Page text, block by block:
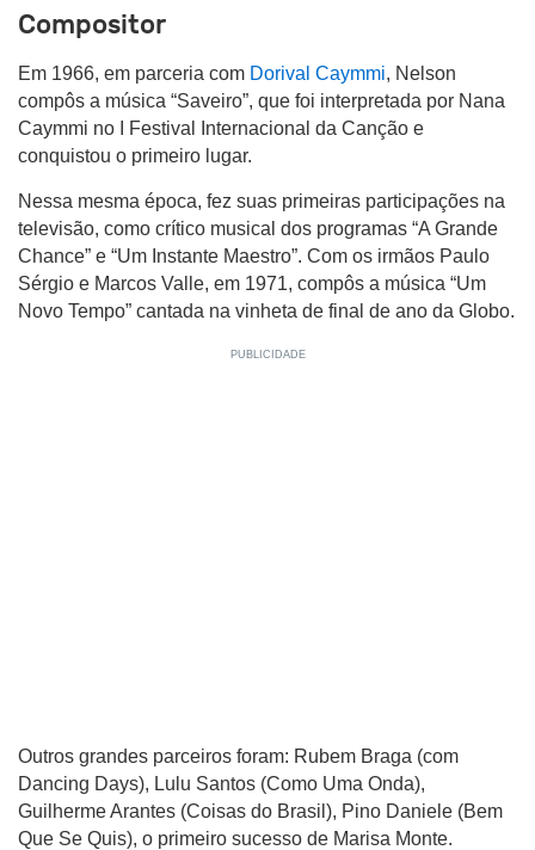
Compositor
Em 1966, em parceria com Dorival Caymmi, Nelson
compôs a música “Saveiro”, que foi interpretada por Nana
Caymmi no I Festival Internacional da Canção e
conquistou o primeiro lugar.
Nessa mesma época, fez suas primeiras participações na
televisão, como crítico musical dos programas “A Grande
Chance” e “Um Instante Maestro”. Com os irmãos Paulo
Sérgio e Marcos Valle, em 1971, compôs a música “Um
Novo Tempo” cantada na vinheta de final de ano da Globo.
Outros grandes parceiros foram: Rubem Braga (com
Dancing Days), Lulu Santos (Como Uma Onda),
Guilherme Arantes (Coisas do Brasil), Pino Daniele (Bem
Que Se Quis), o primeiro sucesso de Marisa Monte.